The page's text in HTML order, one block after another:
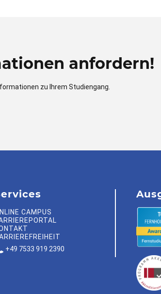
anfordern!
zu Ihrem Studiengang.
CAMPUS
+49 7533 919 2390